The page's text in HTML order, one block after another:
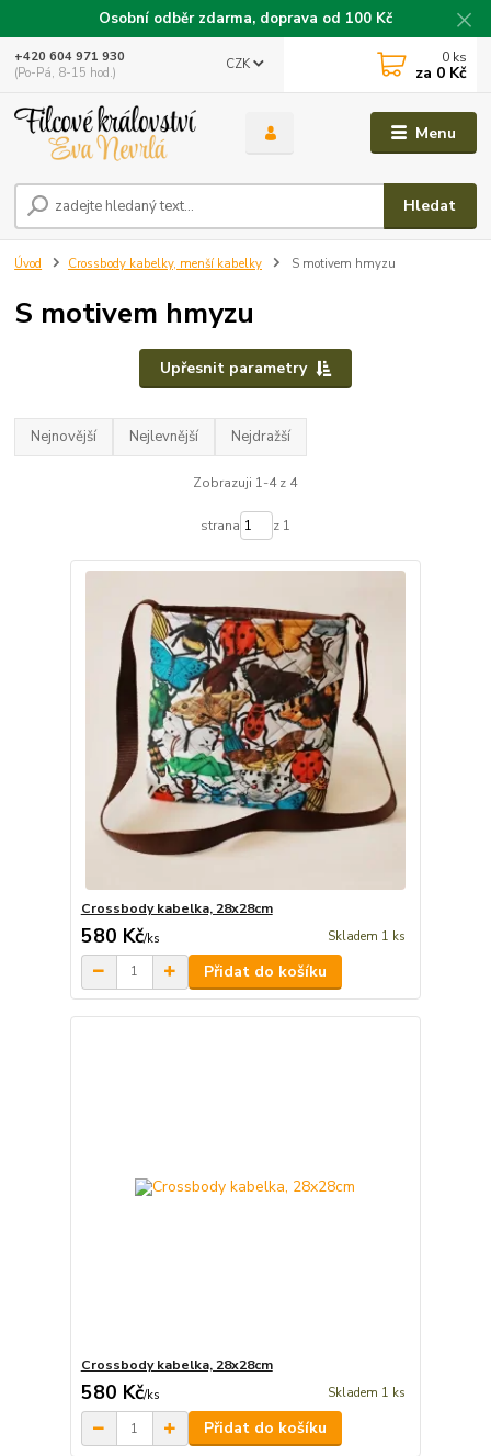
Osobní odběr zdarma, doprava od 100 Kč
Menu
CZK
Hledat
+420 604 971 930
(Po-Pá, 8-15 hod.)
0 ks
za 0 Kč
Úvod Crossbody kabelky, menší kabelky S motivem hmyzu
S motivem hmyzu
Upřesnit parametry
Nejnovější Nejlevnější Nejdražší
Zobrazuji 1-4 z 4
strana z 1
Crossbody kabelka, 28x28cm
580 Kč/ks Skladem 1 ks
Přidat do košíku
Crossbody kabelka, 28x28cm
580 Kč/ks Skladem 1 ks
Přidat do košíku